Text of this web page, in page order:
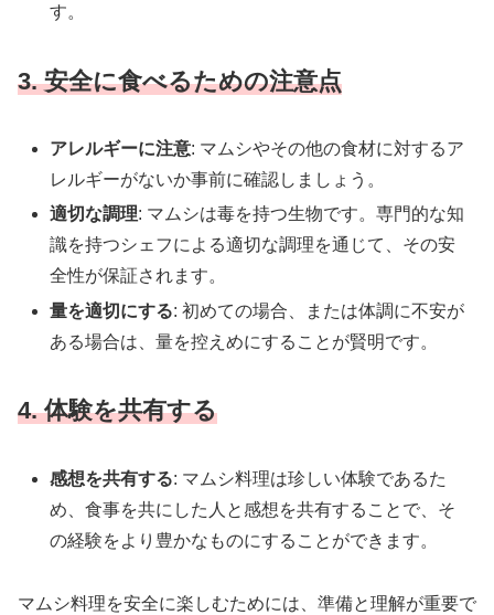
す。
3. 安全に食べるための注意点
アレルギーに注意: マムシやその他の食材に対するア
レルギーがないか事前に確認しましょう。
適切な調理: マムシは毒を持つ生物です。専門的な知
識を持つシェフによる適切な調理を通じて、その安
全性が保証されます。
量を適切にする: 初めての場合、または体調に不安が
ある場合は、量を控えめにすることが賢明です。
4. 体験を共有する
感想を共有する: マムシ料理は珍しい体験であるた
め、食事を共にした人と感想を共有することで、そ
の経験をより豊かなものにすることができます。
マムシ料理を安全に楽しむためには、準備と理解が重要で